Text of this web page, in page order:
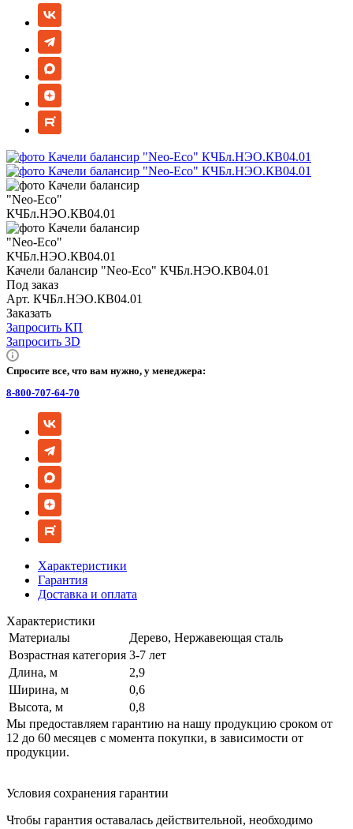
Качели балансир "Neo-Eco" КЧБл.НЭО.КВ04.01
Под заказ
Арт. КЧБл.НЭО.КВ04.01
Заказать
Запросить КП
Запросить 3D
Спросите все, что вам нужно, у менеджера:
8-800-707-64-70
Характеристики
Гарантия
Доставка и оплата
Характеристики
Материалы
Дерево, Нержавеющая сталь
Возрастная категория 3-7 лет
Длина, м
2,9
Ширина, м
0,6
Высота, м
0,8
Мы предоставляем гарантию на нашу продукцию сроком от
12 до 60 месяцев с момента покупки, в зависимости от
продукции.
Условия сохранения гарантии
Чтобы гарантия оставалась действительной, необходимо